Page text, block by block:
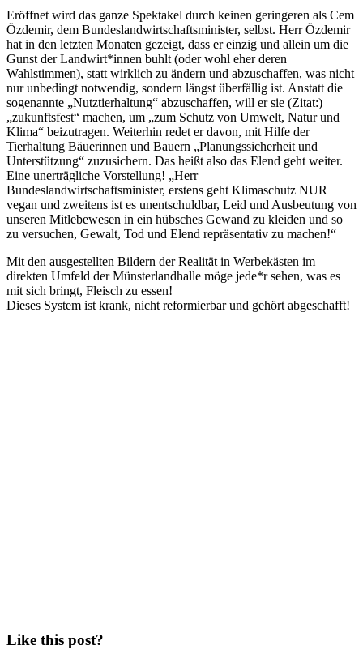
Eröffnet wird das ganze Spektakel durch keinen geringeren als Cem
Özdemir, dem Bundeslandwirtschaftsminister, selbst. Herr Özdemir
hat in den letzten Monaten gezeigt, dass er einzig und allein um die
Gunst der Landwirt*innen buhlt (oder wohl eher deren
Wahlstimmen), statt wirklich zu ändern und abzuschaffen, was nicht
nur unbedingt notwendig, sondern längst überfällig ist. Anstatt die
sogenannte „Nutztierhaltung“ abzuschaffen, will er sie (Zitat:)
„zukunftsfest“ machen, um „zum Schutz von Umwelt, Natur und
Klima“ beizutragen. Weiterhin redet er davon, mit Hilfe der
Tierhaltung Bäuerinnen und Bauern „Planungssicherheit und
Unterstützung“ zuzusichern. Das heißt also das Elend geht weiter.
Eine unerträgliche Vorstellung! „Herr
Bundeslandwirtschaftsminister, erstens geht Klimaschutz NUR
vegan und zweitens ist es unentschuldbar, Leid und Ausbeutung von
unseren Mitlebewesen in ein hübsches Gewand zu kleiden und so
zu versuchen, Gewalt, Tod und Elend repräsentativ zu machen!“
Mit den ausgestellten Bildern der Realität in Werbekästen im
direkten Umfeld der Münsterlandhalle möge jede*r sehen, was es
mit sich bringt, Fleisch zu essen!
Dieses System ist krank, nicht reformierbar und gehört abgeschafft!
Like this post?